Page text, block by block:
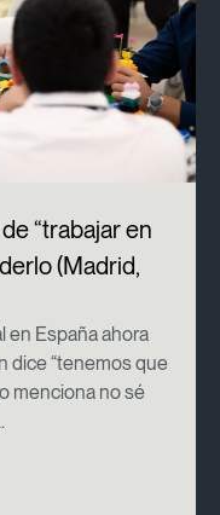
“trabajar en
(Madrid,
en España ahora
dice “tenemos que
menciona no sé